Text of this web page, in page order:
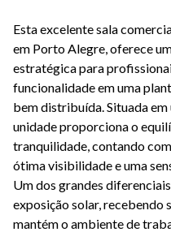
Esta excelente sala
em Porto Alegre, oferece
estratégica para
funcionalidade em uma
bem distribuída. Situada
unidade proporciona o
tranquilidade, contando
ótima visibilidade e uma
Um dos grandes
exposição solar, recebendo
mantém o ambiente de